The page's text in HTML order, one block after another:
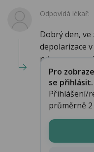
Odpovídá lékař:
Dobrý den, ve
depolarizace
rytmus se
Pro
se přihlásit.
Přihlášení/
průměrně